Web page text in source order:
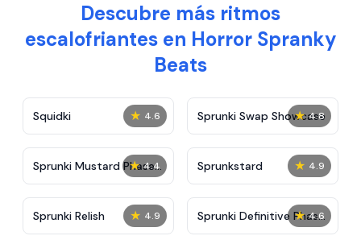
Descubre más ritmos
escalofriantes en Horror Spranky
Beats
★ 4.6
Squidki ★ 4.8
Sprunki Swap Showcase
★ 4.4
Sprunki Mustard Phase
2
★ 4.9
Sprunkstard
★ 4.9
Sprunki Relish ★ 4.6
Sprunki Definitive Phase
7